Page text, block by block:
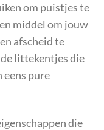
om puistjes te
middel om jouw
afscheid te
littekentjes die
eens pure
die